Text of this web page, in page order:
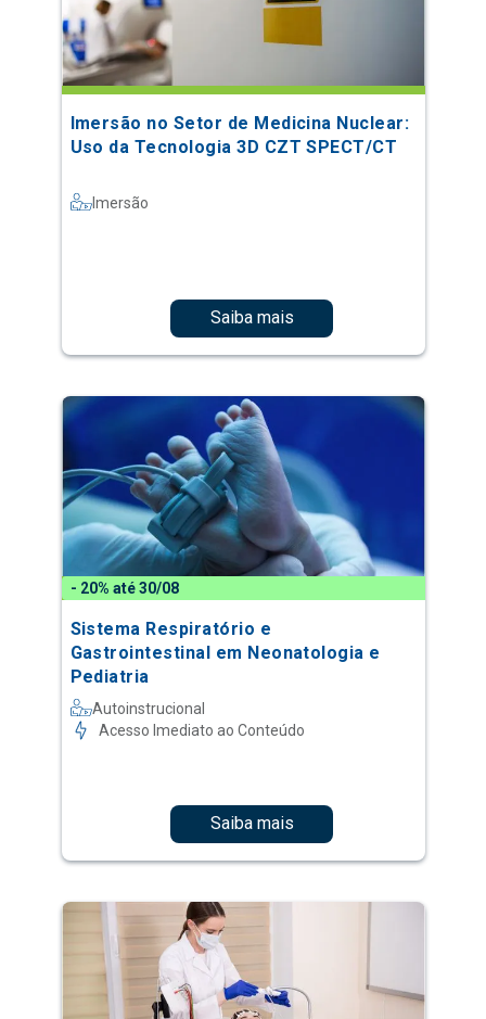
Imersão no Setor de Medicina Nuclear:
Uso da Tecnologia 3D CZT SPECT/CT
Imersão
Saiba mais
- 20% até 30/08
Sistema Respiratório e
Gastrointestinal em Neonatologia e
Pediatria
Autoinstrucional
Acesso Imediato ao Conteúdo
Saiba mais